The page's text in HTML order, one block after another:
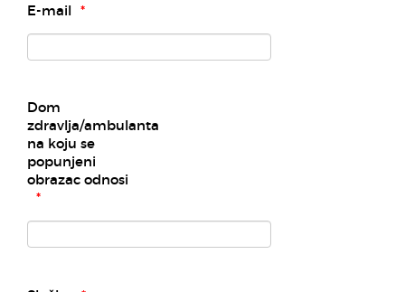
E-mail
Dom
zdravlja/ambulanta
na koju se
popunjeni
obrazac odnosi